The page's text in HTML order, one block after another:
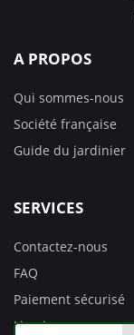
A PROPOS
Qui sommes-nous
Société française
Guide du jardinier
SERVICES
Contactez-nous
FAQ
Paiement sécurisé
Livraison